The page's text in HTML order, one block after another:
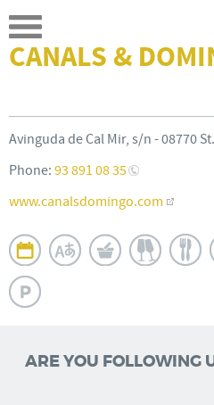
CANALS &
Avinguda de Cal Mir, s/n - 08770
Phone: 93 891 08 35
www.canalsdomingo.com
ARE YOU FOLLOWING